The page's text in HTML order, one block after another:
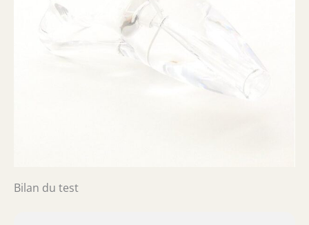
Bilan du test